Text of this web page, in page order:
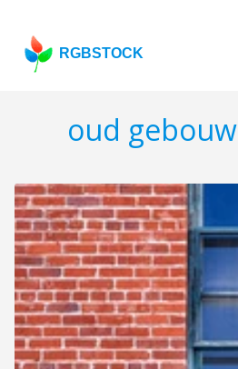
RGBSTOCK
oud gebouw